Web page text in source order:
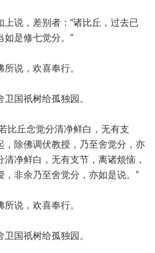
说，差别者：“诸比丘，过去已
如是修七觉分。”
说，欢喜奉行。
国祇树给孤独园。
比丘念觉分清净鲜白，无有支
，除佛调伏教授，乃至舍觉分，亦
净鲜白，无有支节，离诸烦恼，
，非余乃至舍觉分，亦如是说。”
说，欢喜奉行。
国祇树给孤独园。